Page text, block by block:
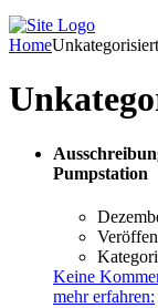
HomeUnkategorisiert
Pumpstation
Keine
mehr erfahren: